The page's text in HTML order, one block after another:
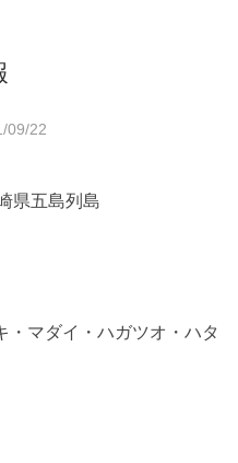
09/22
県五島列島
・マダイ・ハガツオ・ハタ